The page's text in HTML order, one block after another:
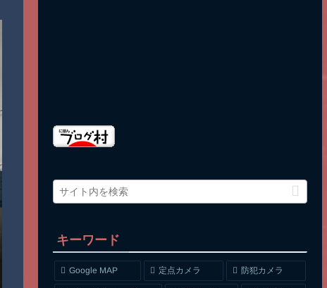
キーワード
Google MAP 定点カメラ 防犯カメラ